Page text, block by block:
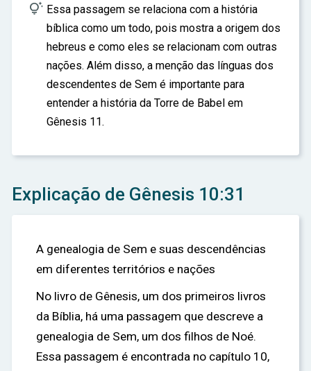
 Essa passagem se relaciona com a história
bíblica como um todo, pois mostra a origem dos
hebreus e como eles se relacionam com outras
nações. Além disso, a menção das línguas dos
descendentes de Sem é importante para
entender a história da Torre de Babel em
Gênesis 11.
Explicação de Gênesis 10:31
A genealogia de Sem e suas descendências
em diferentes territórios e nações
No livro de Gênesis, um dos primeiros livros
da Bíblia, há uma passagem que descreve a
genealogia de Sem, um dos filhos de Noé.
Essa passagem é encontrada no capítulo 10,